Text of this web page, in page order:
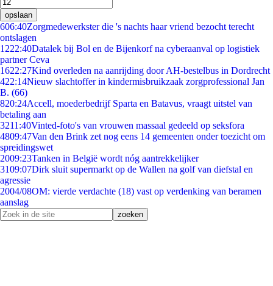
opslaan
606:40Zorgmedewerkster die 's nachts haar vriend bezocht terecht
ontslagen
1222:40Datalek bij Bol en de Bijenkorf na cyberaanval op logistiek
partner Ceva
1622:27Kind overleden na aanrijding door AH-bestelbus in Dordrecht
422:14Nieuw slachtoffer in kindermisbruikzaak zorgprofessional Jan
B. (66)
820:24Accell, moederbedrijf Sparta en Batavus, vraagt uitstel van
betaling aan
3211:40Vinted-foto's van vrouwen massaal gedeeld op seksfora
4809:47Van den Brink zet nog eens 14 gemeenten onder toezicht om
spreidingswet
2009:23Tanken in België wordt nóg aantrekkelijker
3109:07Dirk sluit supermarkt op de Wallen na golf van diefstal en
agressie
2004/08OM: vierde verdachte (18) vast op verdenking van beramen
aanslag